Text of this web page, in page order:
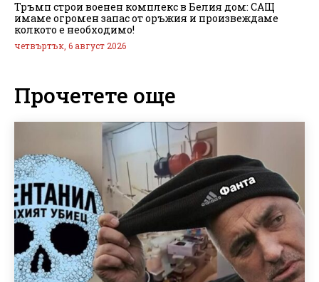
Тръмп строи военен комплекс в Белия дом: САЩ
имаме огромен запас от оръжия и произвеждаме
колкото е необходимо!
четвъртък, 6 август 2026
Прочетете още